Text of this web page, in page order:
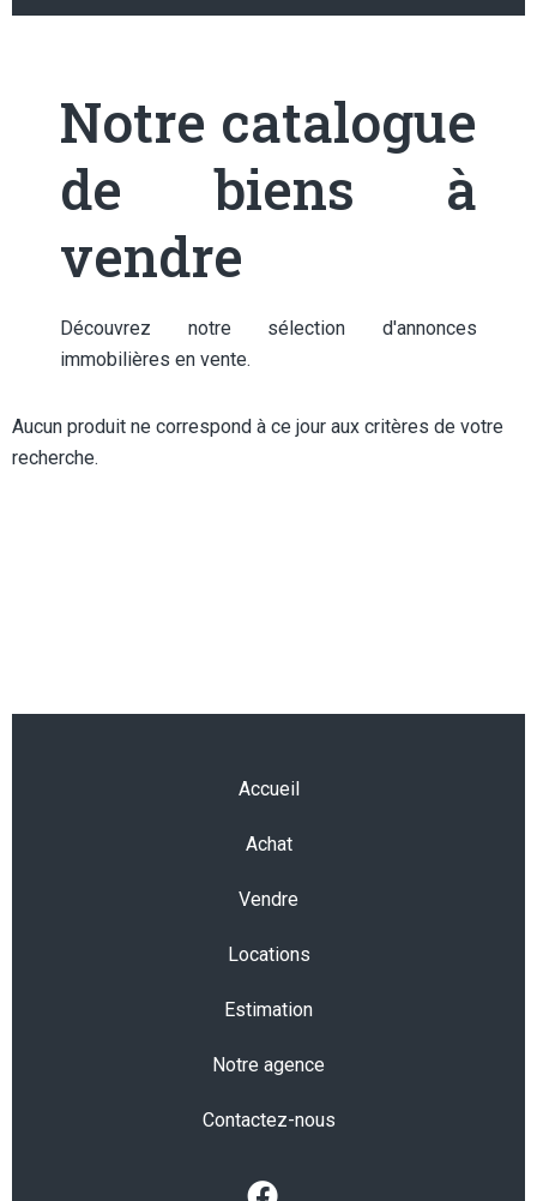
Notre catalogue
de biens à
vendre
Découvrez notre sélection d'annonces
immobilières en vente.
Aucun produit ne correspond à ce jour aux critères de votre
recherche.
Accueil
Achat
Vendre
Locations
Estimation
Notre agence
Contactez-nous